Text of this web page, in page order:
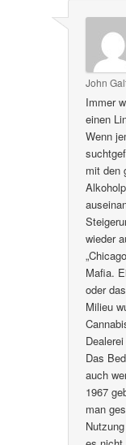
John
Immer
einen
Wenn
mit den
wieder
Mafia.
oder
Milieu
Das
auch
1967
man